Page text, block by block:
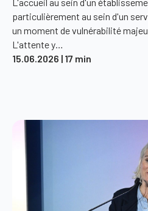
particulièrement au sein d'un
un moment de vulnérabilité
L'attente y…
15.06.2026 | 17 min